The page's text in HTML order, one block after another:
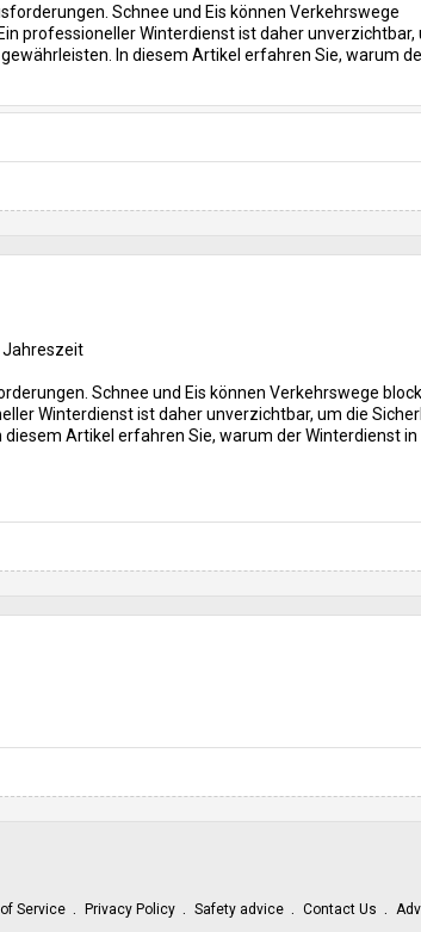
Schnee und Eis können Verkehrswege
professioneller Winterdienst ist daher unverzichtbar,
In diesem Artikel erfahren Sie, warum
Jahreszeit
Schnee und Eis können Verkehrswege
Winterdienst ist daher unverzichtbar, um die
Artikel erfahren Sie, warum der Winterdienst in
Service Privacy Policy Safety advice Contact Us